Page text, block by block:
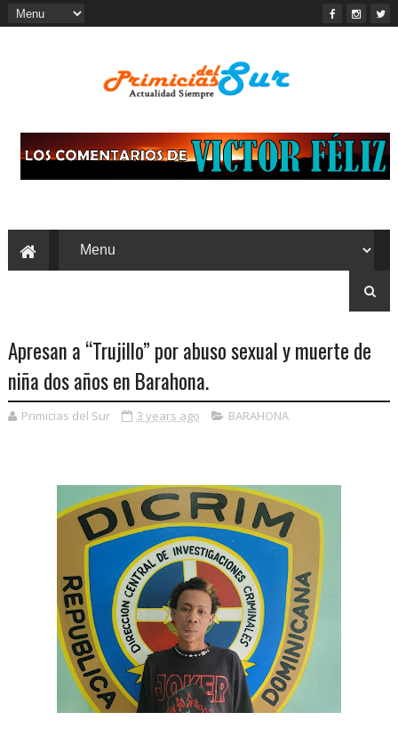
Apresan a “Trujillo” por abuso sexual y muerte de
niña dos años en Barahona.
Primicias del Sur 3 years ago BARAHONA